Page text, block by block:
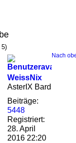
5)
Nach
WeissNix
AsterIX Bard
Beiträge:
5448
Registriert:
28. April
2016 22:20